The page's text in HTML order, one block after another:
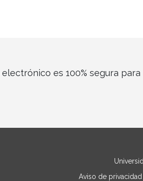
es 100% segura para
Aviso de privacidad